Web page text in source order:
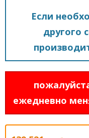
Если
другого
ежедневно